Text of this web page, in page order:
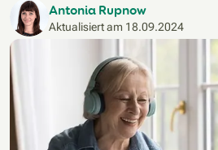
Antonia Rupnow
Aktualisiert am 18.09.2024